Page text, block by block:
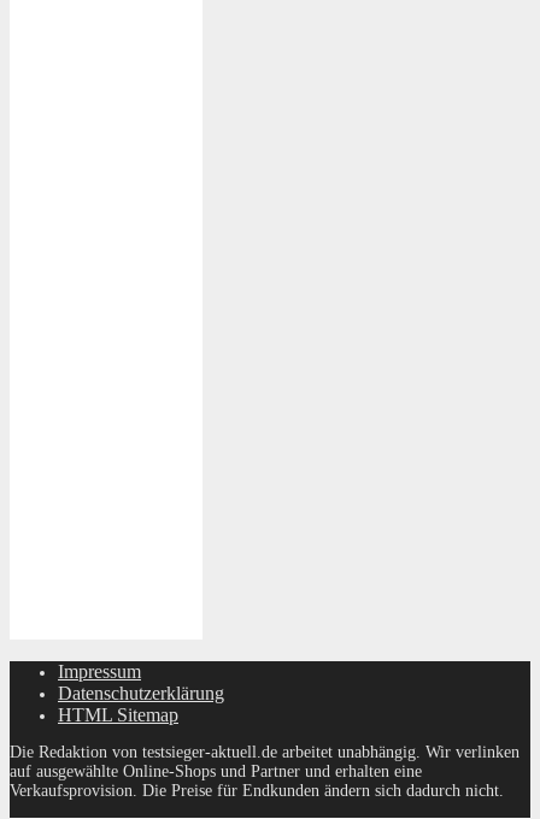
Impressum
Datenschutzerklärung
HTML Sitemap
Die Redaktion von testsieger-aktuell.de arbeitet unabhängig. Wir verlinken
auf ausgewählte Online-Shops und Partner und erhalten eine
Verkaufsprovision. Die Preise für Endkunden ändern sich dadurch nicht.